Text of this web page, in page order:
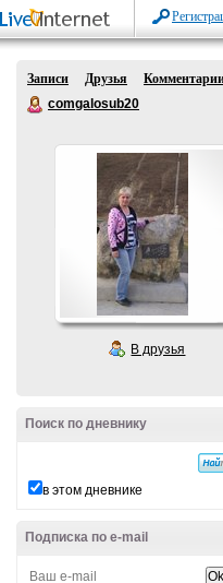
Записи Друзья
comgalosub20
В друзья
Поиск по дневнику
в этом дневнике
Подписка по e-mail